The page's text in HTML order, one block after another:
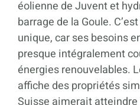
éolienne de Juvent et
barrage de la Goule.
unique, car ses besoins
presque intégralement
énergies renouvelables.
affiche des propriétés
Suisse aimerait atteindre